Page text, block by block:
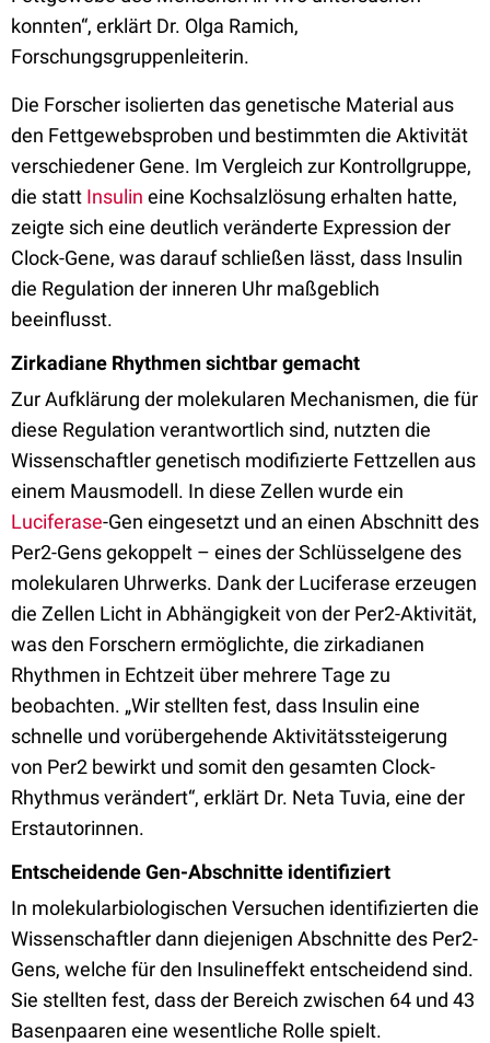
konnten“, erklärt Dr. Olga Ramich,
Forschungsgruppenleiterin.
Die Forscher isolierten das genetische Material aus
den Fettgewebsproben und bestimmten die Aktivität
verschiedener Gene. Im Vergleich zur Kontrollgruppe,
die statt Insulin eine Kochsalzlösung erhalten hatte,
zeigte sich eine deutlich veränderte Expression der
Clock-Gene, was darauf schließen lässt, dass Insulin
die Regulation der inneren Uhr maßgeblich
beeinflusst.
Zirkadiane Rhythmen sichtbar gemacht
Zur Aufklärung der molekularen Mechanismen, die für
diese Regulation verantwortlich sind, nutzten die
Wissenschaftler genetisch modifizierte Fettzellen aus
einem Mausmodell. In diese Zellen wurde ein
Luciferase-Gen eingesetzt und an einen Abschnitt des
Per2-Gens gekoppelt – eines der Schlüsselgene des
molekularen Uhrwerks. Dank der Luciferase erzeugen
die Zellen Licht in Abhängigkeit von der Per2-Aktivität,
was den Forschern ermöglichte, die zirkadianen
Rhythmen in Echtzeit über mehrere Tage zu
beobachten. „Wir stellten fest, dass Insulin eine
schnelle und vorübergehende Aktivitätssteigerung
von Per2 bewirkt und somit den gesamten Clock-
Rhythmus verändert“, erklärt Dr. Neta Tuvia, eine der
Erstautorinnen.
Entscheidende Gen-Abschnitte identifiziert
In molekularbiologischen Versuchen identifizierten die
Wissenschaftler dann diejenigen Abschnitte des Per2-
Gens, welche für den Insulineffekt entscheidend sind.
Sie stellten fest, dass der Bereich zwischen 64 und 43
Basenpaaren eine wesentliche Rolle spielt.